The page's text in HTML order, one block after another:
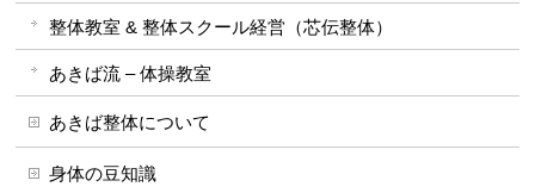
整体教室 & 整体スクール経営（芯伝整体）
あきば流 – 体操教室
あきば整体について
身体の豆知識